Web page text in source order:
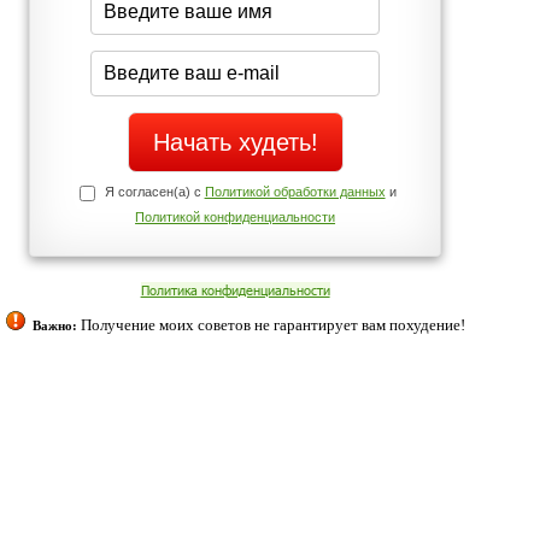
Нет
Телефоны службы поддержки
+7 (909) 421-77-27
cookies. Оставаясь с нами, вы соглашаетесь с нашей
Согласен